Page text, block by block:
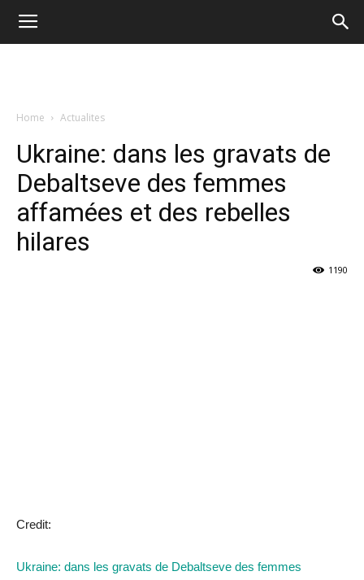
Home Actualites
Ukraine: dans les gravats de
Debaltseve des femmes
affamées et des rebelles
hilares
1190
Credit:
Ukraine: dans les gravats de Debaltseve des femmes